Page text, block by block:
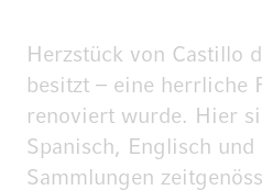
Herzstück von Castillo
besitzt – eine herrliche
renoviert wurde. Hier
Spanisch, Englisch
Sammlungen